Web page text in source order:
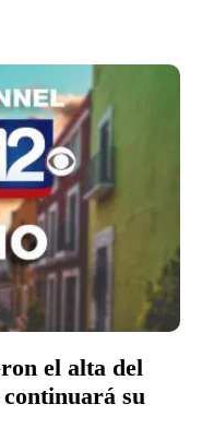
el alta del
su